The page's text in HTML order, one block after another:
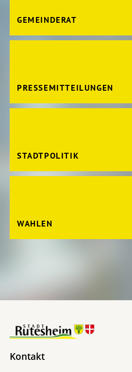
GEMEINDERAT
PRESSEMITTEILUNGEN
STADTPOLITIK
WAHLEN
Kontakt